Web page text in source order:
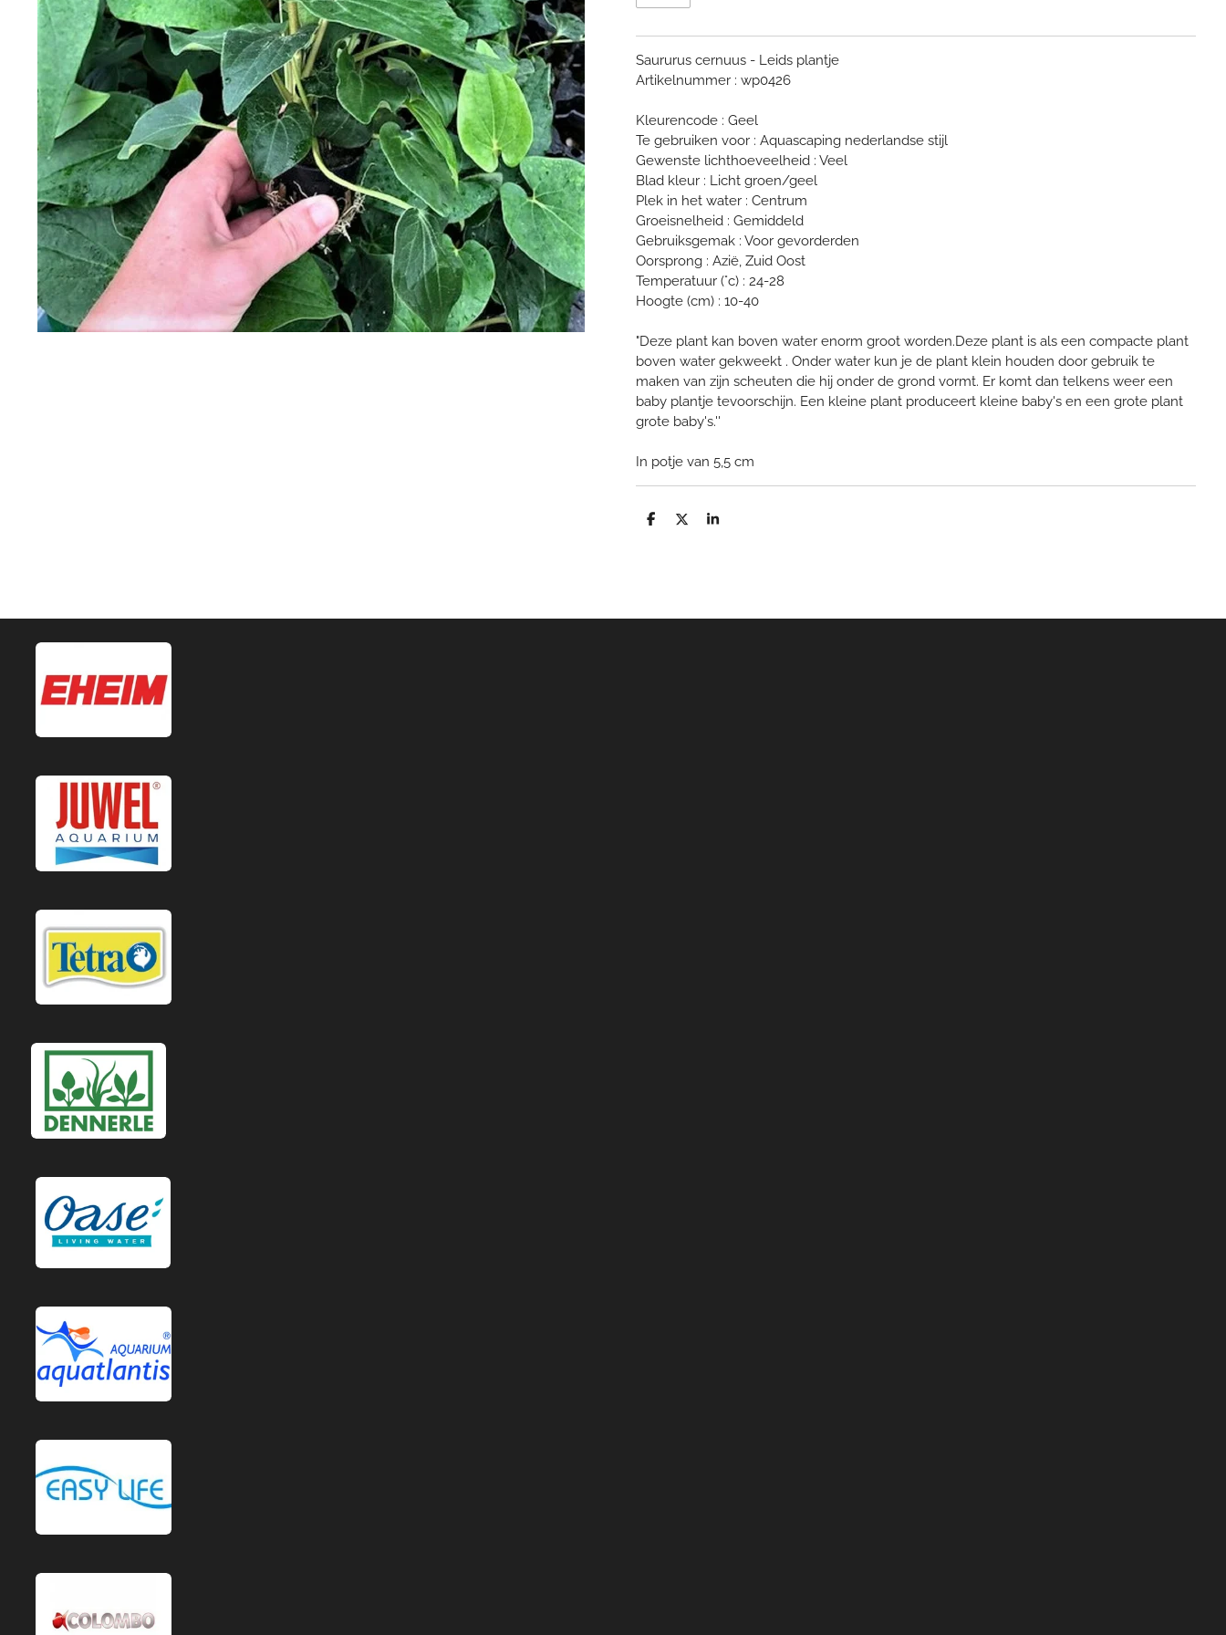
Saururus cernuus - Leids plantje
Artikelnummer : wp0426
Kleurencode : Geel
Te gebruiken voor : Aquascaping nederlandse stijl
Gewenste lichthoeveelheid : Veel
Blad kleur : Licht groen/geel
Plek in het water : Centrum
Groeisnelheid : Gemiddeld
Gebruiksgemak : Voor gevorderden
Oorsprong : Azië, Zuid Oost
Temperatuur (°c) : 24-28
Hoogte (cm) : 10-40
"Deze plant kan boven water enorm groot worden.Deze plant is als een compacte plant
boven water gekweekt . Onder water kun je de plant klein houden door gebruik te
maken van zijn scheuten die hij onder de grond vormt. Er komt dan telkens weer een
baby plantje tevoorschijn. Een kleine plant produceert kleine baby's en een grote plant
grote baby's.''
In potje van 5,5 cm
D
D
S